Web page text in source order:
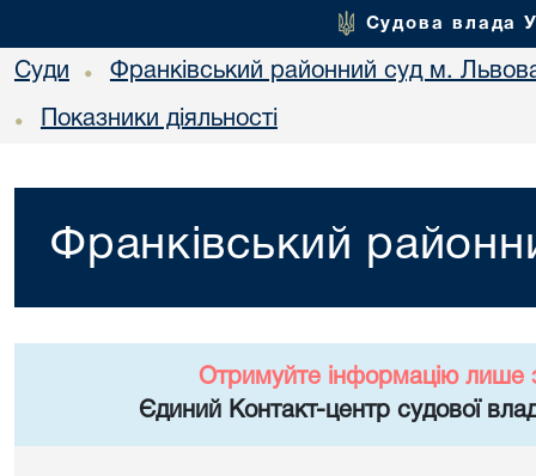
Судова влада
Суди • Франківський районний суд м.
• Показники діяльності
Франківський
Отримуйте інформацію лише
Єдиний Контакт-центр судової